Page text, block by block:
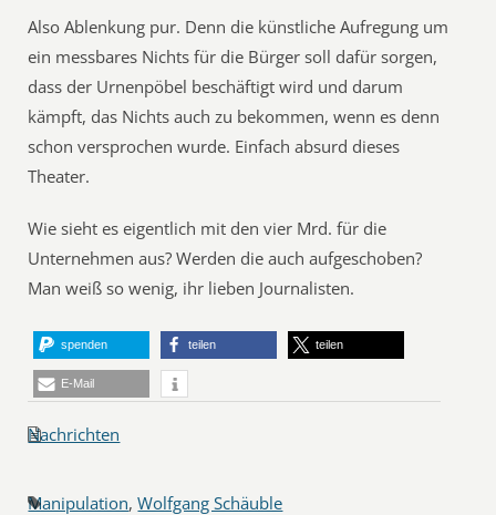
Also Ablenkung pur. Denn die künstliche Aufregung um
ein messbares Nichts für die Bürger soll dafür sorgen,
dass der Urnenpöbel beschäftigt wird und darum
kämpft, das Nichts auch zu bekommen, wenn es denn
schon versprochen wurde. Einfach absurd dieses
Theater.
Wie sieht es eigentlich mit den vier Mrd. für die
Unternehmen aus? Werden die auch aufgeschoben?
Man weiß so wenig, ihr lieben Journalisten.
spenden teilen teilen
E-Mail
Nachrichten
Manipulation,Wolfgang Schäuble